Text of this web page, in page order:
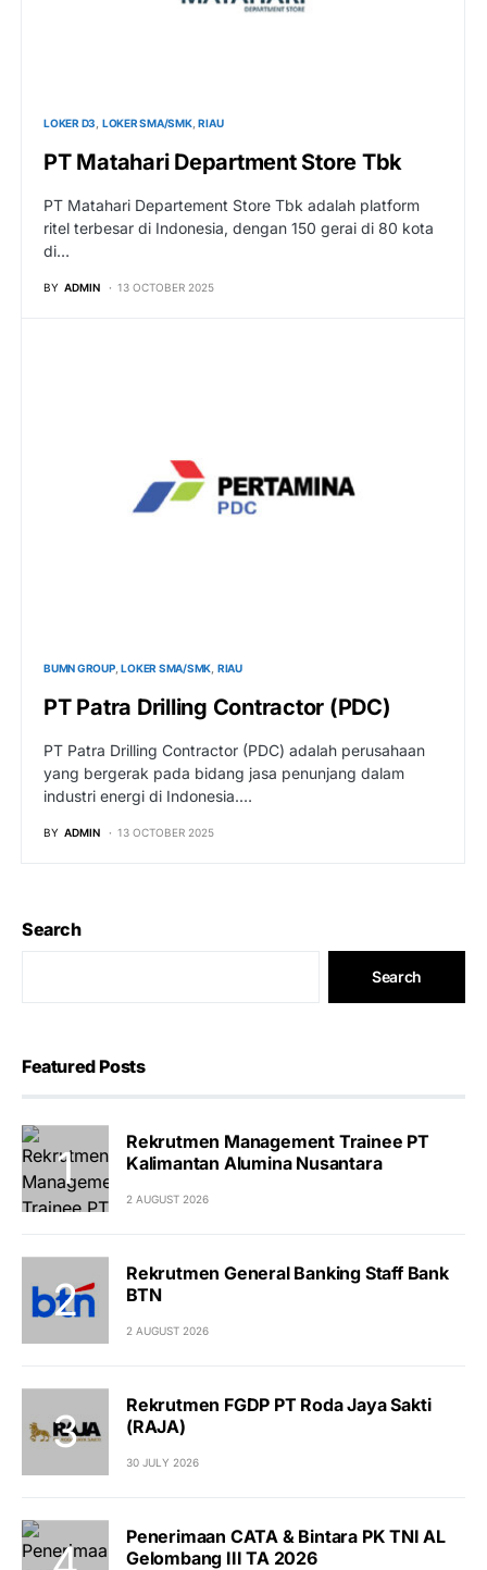
LOKER D3 LOKER SMA/SMK RIAU
PT Matahari Department Store Tbk
PT Matahari Departement Store Tbk adalah platform
ritel terbesar di Indonesia, dengan 150 gerai di 80 kota
di…
BY ADMIN 13 OCTOBER 2025
BUMN GROUP LOKER SMA/SMK RIAU
PT Patra Drilling Contractor (PDC)
PT Patra Drilling Contractor (PDC) adalah perusahaan
yang bergerak pada bidang jasa penunjang dalam
industri energi di Indonesia.…
BY ADMIN 13 OCTOBER 2025
Search
Search
Featured Posts
Rekrutmen Management Trainee PT
Kalimantan Alumina Nusantara
2 AUGUST 2026
Rekrutmen General Banking Staff Bank
BTN
2 AUGUST 2026
Rekrutmen FGDP PT Roda Jaya Sakti
(RAJA)
30 JULY 2026
Penerimaan CATA & Bintara PK TNI AL
Gelombang III TA 2026